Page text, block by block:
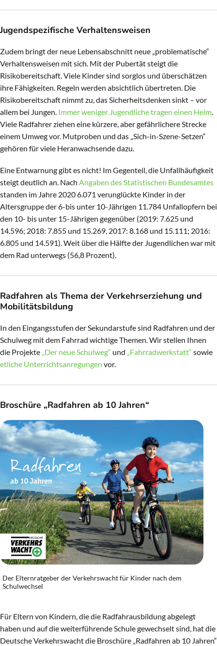
Jugendspezifische Verhaltensweisen
Zudem bringt der neue Lebensabschnitt neue „problematische“
Verhaltensweisen mit sich. Mit der Pubertät steigt die
Risikobereitschaft. Viele Kinder sind sorglos und überschätzen
ihre Fähigkeiten. Regeln werden absichtlich übertreten. Die
Risikobereitschaft nimmt zu, das Sicherheitsdenken sinkt – vor
allem bei Jungen. Immer weniger Jugendliche tragen einen Helm
Viele Radfahrer ziehen eine kürzere, aber gefährlichere Strecke
einem Umweg vor. Mutproben und das „Sich-in-Szene-Setzen“
gehören für viele Heranwachsende dazu.
Eine Entwarnung gibt es nicht! Im Gegenteil, die Unfallhäufigkeit
steigt deutlich an. Nach Angaben des Statistischen Bundesamtes
standen im Jahre 2020 6.071 verunglückte Kinder in der
Altersgruppe der 6-bis unter 10-Jährigen 11.784 Unfallopfern bei
den 10- bis unter 15-Jährigen gegenüber (2019: 7.625 und
14.596; 2018: 7.855 und 15.269, 2017: 8.168 und 15.111; 2016:
6.805 und 14.591). Weit über die Hälfte der Jugendlichen war mit
dem Rad unterwegs (56,8 Prozent).
Radfahren als Thema der Verkehrserziehung und
Mobilitätsbildung
In den Eingangsstufen der Sekundarstufe sind Radfahren und der
Schulweg mit dem Fahrrad wichtige Themen. Wir stellen Ihnen
die Projekte „Der neue Schulweg“ und „Fahrradwerkstatt“ sowie
etliche Unterrichtsanregungen vor.
Broschüre „Radfahren ab 10 Jahren“
Der Elternratgeber der Verkehrswacht für Kinder nach dem
Schulwechsel
Für Eltern von Kindern, die die Radfahrausbildung abgelegt
haben und auf die weiterführende Schule gewechselt sind, hat die
Deutsche Verkehrswacht die Broschüre „Radfahren ab 10 Jahren“